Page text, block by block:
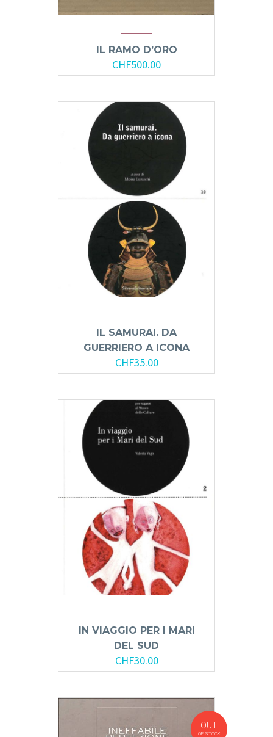
IL RAMO D’ORO
CHF500.00
IL SAMURAI. DA
GUERRIERO A ICONA
CHF35.00
IN VIAGGIO PER I MARI
DEL SUD
CHF30.00
OUT
OF STOCK